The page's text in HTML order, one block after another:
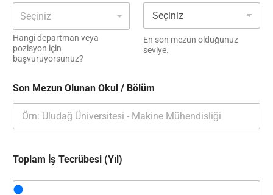
Seçiniz
Hangi departman veya
pozisyon için
başvuruyorsunuz?
En son mezun olduğunuz
seviye.
Son Mezun Olunan Okul / Bölüm
Toplam İş Tecrübesi (Yıl)